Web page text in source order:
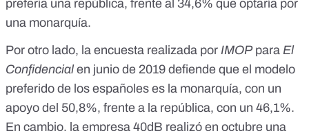
prefería una república, frente al 34,6% que optaría por
una monarquía.
Por otro lado, la encuesta realizada por IMOPpara El
Confidencialen junio de 2019 defiende que el modelo
preferido de los españoles es la monarquía, con un
apoyo del 50,8%, frente a la república, con un 46,1%.
En cambio, la empresa 40dB realizó en octubre una